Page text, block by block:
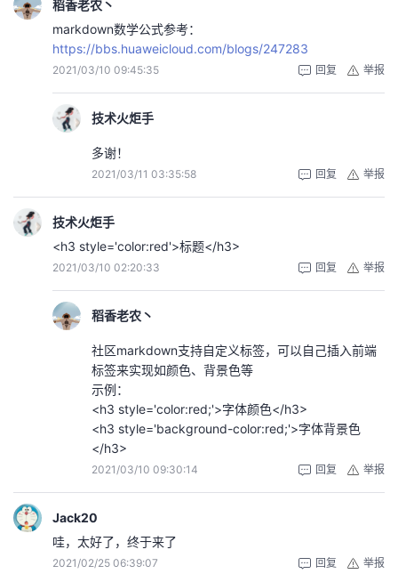
稻香老农丶
markdown数学公式参考：
https://bbs.huaweicloud.com/blogs/247283
2021/03/10 09:45:35 举报
回复
技术火炬手
多谢！
2021/03/11 03:35:58 举报
回复
技术火炬手
<h3 style='color:red'>标题</h3>
2021/03/10 02:20:33 举报
回复
稻香老农丶
社区markdown支持自定义标签，可以自己插入前端
标签来实现如颜色、背景色等
示例：
<h3 style='color:red;'>字体颜色</h3>
<h3 style='background-color:red;'>字体背景色
</h3>
2021/03/10 09:30:14 举报
回复
Jack20
哇，太好了，终于来了
2021/02/25 06:39:07 举报
回复